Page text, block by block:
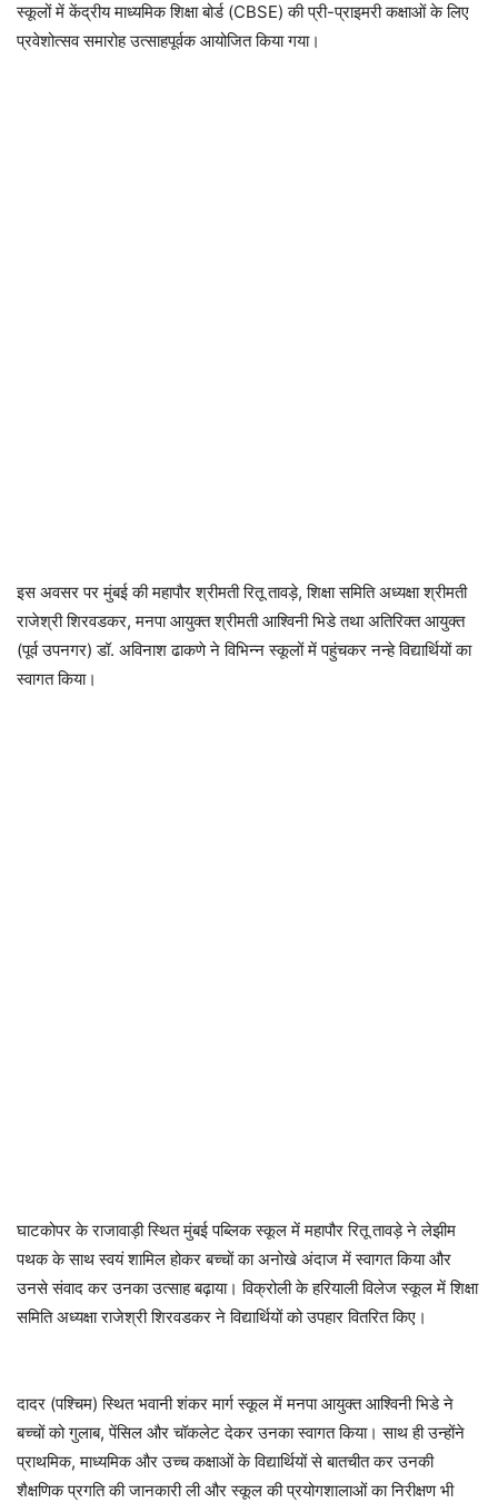
स्कूलों में केंद्रीय माध्यमिक शिक्षा बोर्ड (CBSE) की प्री-प्राइमरी कक्षाओं के लिए
प्रवेशोत्सव समारोह उत्साहपूर्वक आयोजित किया गया।
इस अवसर पर मुंबई की महापौर श्रीमती रितू तावड़े, शिक्षा समिति अध्यक्षा श्रीमती
राजेश्री शिरवडकर, मनपा आयुक्त श्रीमती आश्विनी भिडे तथा अतिरिक्त आयुक्त
(पूर्व उपनगर) डॉ. अविनाश ढाकणे ने विभिन्न स्कूलों में पहुंचकर नन्हे विद्यार्थियों का
स्वागत किया।
घाटकोपर के राजावाड़ी स्थित मुंबई पब्लिक स्कूल में महापौर रितू तावड़े ने लेझीम
पथक के साथ स्वयं शामिल होकर बच्चों का अनोखे अंदाज में स्वागत किया और
उनसे संवाद कर उनका उत्साह बढ़ाया। विक्रोली के हरियाली विलेज स्कूल में शिक्षा
समिति अध्यक्षा राजेश्री शिरवडकर ने विद्यार्थियों को उपहार वितरित किए।
दादर (पश्चिम) स्थित भवानी शंकर मार्ग स्कूल में मनपा आयुक्त आश्विनी भिडे ने
बच्चों को गुलाब, पेंसिल और चॉकलेट देकर उनका स्वागत किया। साथ ही उन्होंने
प्राथमिक, माध्यमिक और उच्च कक्षाओं के विद्यार्थियों से बातचीत कर उनकी
शैक्षणिक प्रगति की जानकारी ली और स्कूल की प्रयोगशालाओं का निरीक्षण भी